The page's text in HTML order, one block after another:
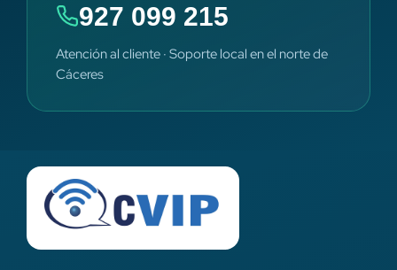
927 099 215
Atención al cliente · Soporte local en el norte de
Cáceres